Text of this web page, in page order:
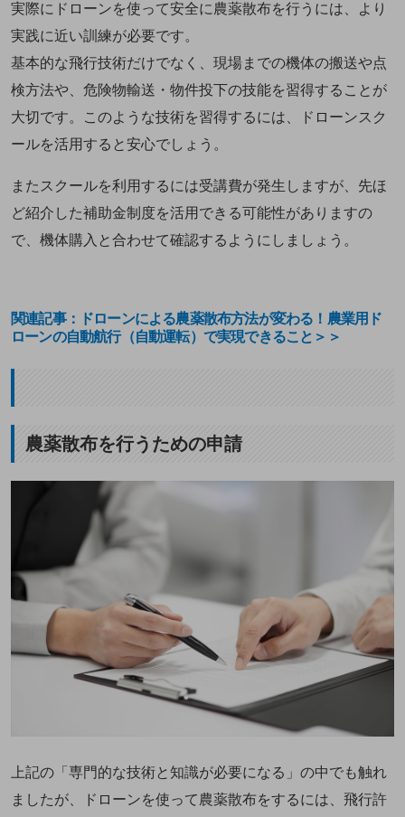
実際にドローンを使って安全に農薬散布を行うには、より
実践に近い訓練が必要です。
基本的な飛行技術だけでなく、現場までの機体の搬送や点
検方法や、危険物輸送・物件投下の技能を習得することが
大切です。このような技術を習得するには、ドローンスク
ールを活用すると安心でしょう。
またスクールを利用するには受講費が発生しますが、先ほ
ど紹介した補助金制度を活用できる可能性がありますの
で、機体購入と合わせて確認するようにしましょう。
関連記事：ドローンによる農薬散布方法が変わる！農業用ド
ローンの自動航行（自動運転）で実現できること＞＞
農薬散布を行うための申請
上記の「専門的な技術と知識が必要になる」の中でも触れ
ましたが、ドローンを使って農薬散布をするには、飛行許